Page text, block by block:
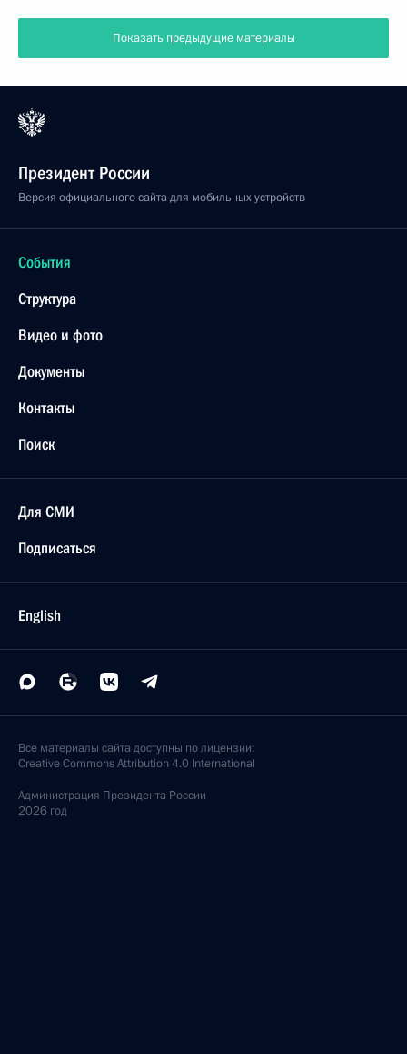
Показать предыдущие материалы
Президент России
Версия официального сайта для мобильных устройств
События
Структура
Видео и фото
Документы
Контакты
Поиск
Для СМИ
Подписаться
English
Все материалы сайта доступны по лицензии:
Creative Commons Attribution 4.0 International
Администрация Президента России
2026 год